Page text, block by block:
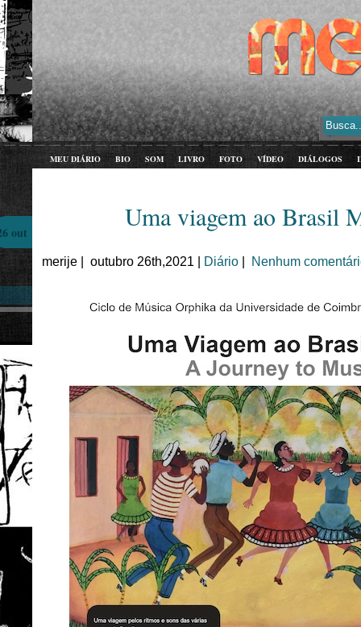
MEU DIÁRIO BIO SOM LIVRO FOTO VÍDEO DIÁLOGOS
Uma viagem ao Brasil
out
merije | outubro 26th,2021 | Diário Nenhum